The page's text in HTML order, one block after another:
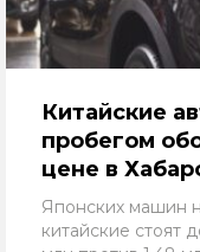
Китайские
пробегом
цене в
Японских машин
китайские стоят